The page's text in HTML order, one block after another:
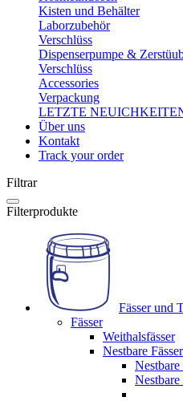
Kisten und Behälter
Laborzubehör
Verschlüss
Dispenserpumpe &
Verschlüss
Accessories
Verpackung
LETZTE
Über uns
Kontakt
Track your order
Filtrar
Filterprodukte
Fässer und
Fässer
Weithalsfässer
Nestbare Fässer
Nestbare